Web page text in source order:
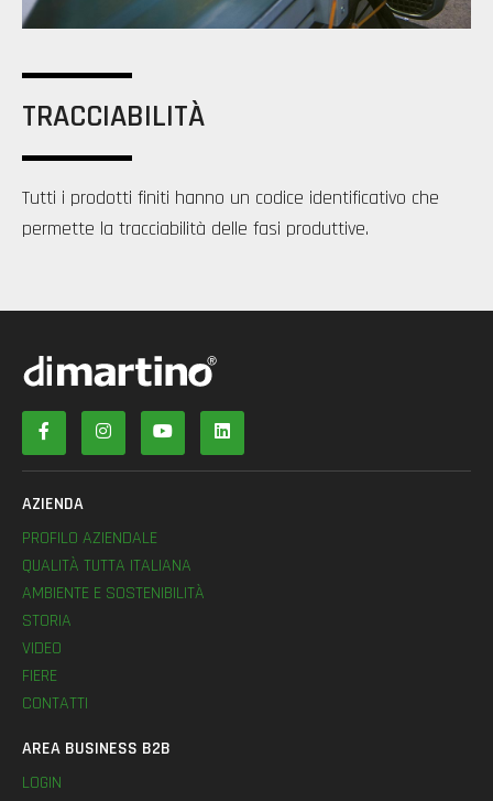
TRACCIABILITÀ
Tutti i prodotti finiti hanno un codice identificativo che
permette la tracciabilità delle fasi produttive.
AZIENDA
PROFILO AZIENDALE
QUALITÀ TUTTA ITALIANA
AMBIENTE E SOSTENIBILITÀ
STORIA
VIDEO
FIERE
CONTATTI
AREA BUSINESS B2B
LOGIN